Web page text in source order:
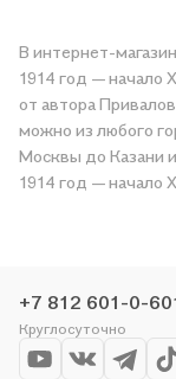
В интернет-
1914 год — начало
от автора
можно из любого
Москвы до Казани
1914 год — начало
чтобы не упустить
+7 812 601-0-
Круглосуточно